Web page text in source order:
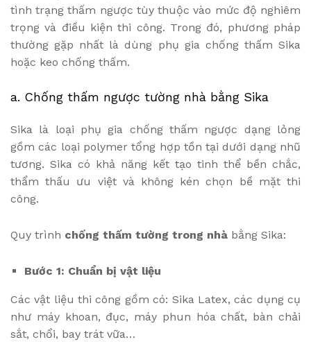
tình trạng thấm ngược tùy thuộc vào mức độ nghiêm
trọng và điều kiện thi công. Trong đó, phương pháp
thường gặp nhất là dùng phụ gia chống thấm Sika
hoặc keo chống thấm.
a. Chống thấm ngược tường nhà bằng Sika
Sika là loại phụ gia chống thấm ngược dạng lỏng
gồm các loại polymer tổng hợp tồn tại dưới dạng nhũ
tương. Sika có khả năng kết tạo tinh thể bền chắc,
thẩm thấu ưu việt và không kén chọn bề mặt thi
công.
Quy trình chống thấm tường trong nhà bằng Sika:
Bước 1: Chuẩn bị vật liệu
Các vật liệu thi công gồm có: Sika Latex, các dụng cụ
như máy khoan, đục, máy phun hóa chất, bàn chải
sắt, chổi, bay trát vữa…